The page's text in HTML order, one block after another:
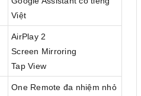
Việt
AirPlay 2
Screen Mirroring
Tap View
One Remote đa nhiệm nhỏ